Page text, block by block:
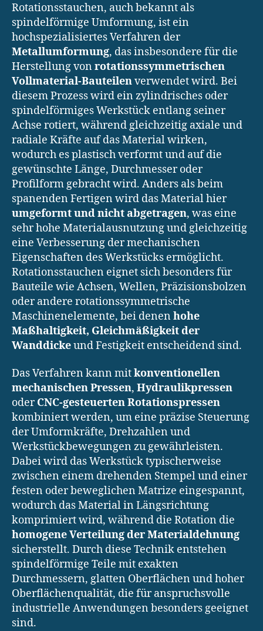
Rotationsstauchen, auch bekannt als
spindelförmige Umformung, ist ein
hochspezialisiertes Verfahren der
Metallumformung, das insbesondere für die
Herstellung vonrotationssymmetrischen
Vollmaterial-Bauteilenverwendet wird. Bei
diesem Prozess wird ein zylindrisches oder
spindelförmiges Werkstück entlang seiner
Achse rotiert, während gleichzeitig axiale und
radiale Kräfte auf das Material wirken,
wodurch es plastisch verformt und auf die
gewünschte Länge, Durchmesser oder
Profilform gebracht wird. Anders als beim
spanenden Fertigen wird das Material hier
umgeformt und nicht abgetragen, was eine
sehr hohe Materialausnutzung und gleichzeitig
eine Verbesserung der mechanischen
Eigenschaften des Werkstücks ermöglicht.
Rotationsstauchen eignet sich besonders für
Bauteile wie Achsen, Wellen, Präzisionsbolzen
oder andere rotationssymmetrische
Maschinenelemente, bei denenhohe
Maßhaltigkeit, Gleichmäßigkeit der
Wanddickeund Festigkeit entscheidend sind.
Das Verfahren kann mitkonventionellen
mechanischen Pressen, Hydraulikpressen
oderCNC-gesteuerten Rotationspressen
kombiniert werden, um eine präzise Steuerung
der Umformkräfte, Drehzahlen und
Werkstückbewegungen zu gewährleisten.
Dabei wird das Werkstück typischerweise
zwischen einem drehenden Stempel und einer
festen oder beweglichen Matrize eingespannt,
wodurch das Material in Längsrichtung
komprimiert wird, während die Rotation die
homogene Verteilung der Materialdehnung
sicherstellt. Durch diese Technik entstehen
spindelförmige Teile mit exakten
Durchmessern, glatten Oberflächen und hoher
Oberflächenqualität, die für anspruchsvolle
industrielle Anwendungen besonders geeignet
sind.